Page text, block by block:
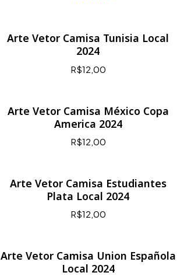
Arte Vetor Camisa Tunisia Local
2024
R$12,00
Arte Vetor Camisa México Copa
America 2024
R$12,00
Arte Vetor Camisa Estudiantes
Plata Local 2024
R$12,00
Arte Vetor Camisa Union Española
Local 2024